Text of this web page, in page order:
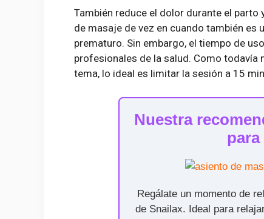
También reduce el dolor durante el parto
de masaje de vez en cuando también
prematuro. Sin embargo, el tiempo de
profesionales de la salud. Como
tema, lo ideal es limitar la sesión a 15
Nuestra
para
Regálate un momento de
de Snailax. Ideal para